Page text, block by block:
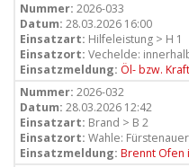
Nummer: 2026-033
Datum: 28.03.2026 16:00
Einsatzart: Hilfeleistung > H 1
Einsatzort: Vechelde:
Einsatzmeldung: Öl- bzw.
Nummer: 2026-032
Datum: 28.03.2026 12:42
Einsatzart: Brand > B 2
Einsatzort: Wahle:
Einsatzmeldung: Brennt Ofen